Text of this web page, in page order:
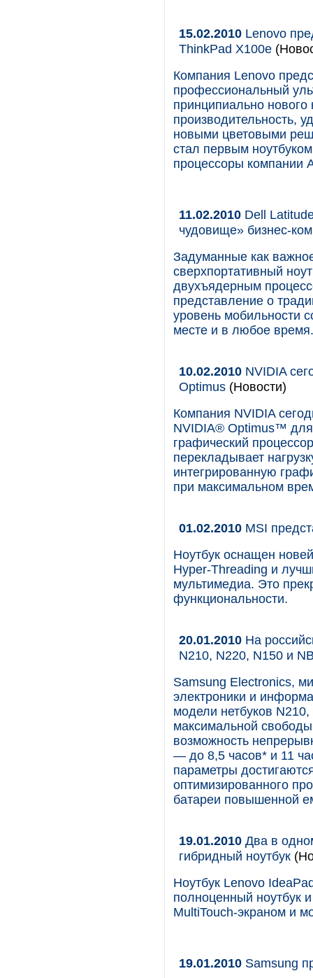
15.02.2010 Lenovo
ThinkPad X100e
Компания Lenovo
профессиональный
принципиально нового
производительность,
новыми цветовыми
стал первым
процессоры компании
11.02.2010 Dell
чудовище» бизнес-
Задуманные как
сверхпортативный
двухъядерным
представление о
уровень мобильности
месте и в любое время.
10.02.2010 NVIDIA
Optimus (Новости)
Компания NVIDIA
NVIDIA® Optimus™ для
графический
перекладывает
интегрированную
при максимальном
01.02.2010 MSI
Ноутбук оснащен
Hyper-Threading и
мультимедиа. Это
функциональности.
20.01.2010 На
N210, N220, N150 и
Samsung Electronics,
электроники и
модели нетбуков
максимальной
возможность
— до 8,5 часов* и 11
параметры
оптимизированного
батареи повышенной
19.01.2010 Два в
гибридный ноутбук
Ноутбук Lenovo
полноценный ноутбук
MultiTouch-экраном и
19.01.2010 Samsung